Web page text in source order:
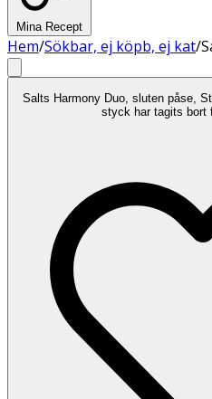
Mina Recept
Hem/Sökbar, ej köpb, ej kat/
Salts Harmony Duo, sluten påse,
styck har tagits bort